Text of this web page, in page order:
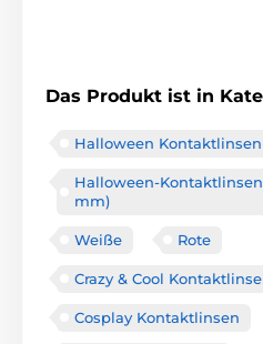
Das Produkt ist in
Halloween Kontaktlinsen
Halloween-
mm)
Weiße Rote
Crazy & Cool
Cosplay Kontaktlinsen